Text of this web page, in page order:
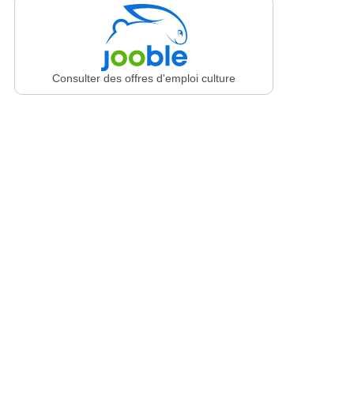
Consulter des offres d'emploi culture